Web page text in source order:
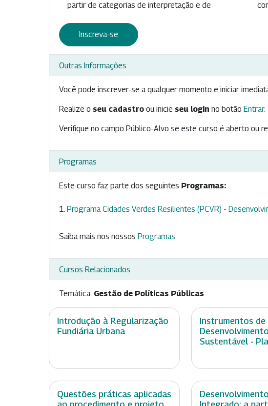
partir de categorias de interpretação e de
Inscreva-se
Outras Informações
Você pode inscrever-se a qualquer momento e iniciar
Realize o seu cadastro ou inicie seu login no botão Entrar.
Verifique no campo Público-Alvo se este curso é aberto ou
Programas
Este curso faz parte dos seguintes Programas:
Programa Cidades Verdes Resilientes (PCVR) -
Saiba mais nos nossos Programas.
Cursos Relacionados
Temática: Gestão de Políticas Públicas
Introdução à Regularização
Fundiária Urbana
Instrumentos de
Sustentável -
Questões práticas aplicadas